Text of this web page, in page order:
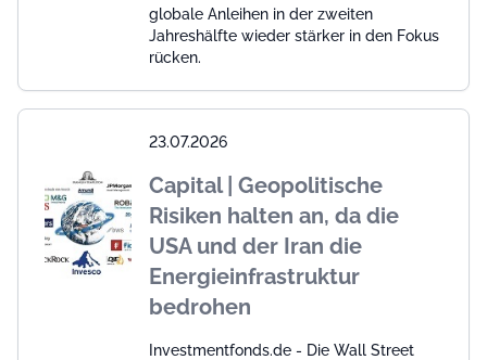
globale Anleihen in der zweiten
Jahreshälfte wieder stärker in den Fokus
rücken.
23.07.2026
Capital | Geopolitische
Risiken halten an, da die
USA und der Iran die
Energieinfrastruktur
bedrohen
Investmentfonds.de - Die Wall Street